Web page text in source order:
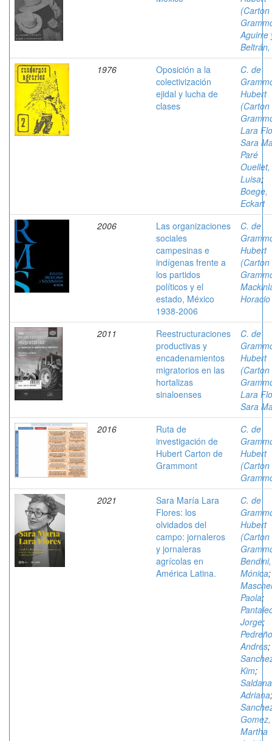
(Carton
Aguirre
1976
Oposición a la
colectivización
ejidal y lucha de
clases
C. de
Hubert
(Carton
Lara
Sara
Paré
Ouellet,
Luisa;
Boege,
Eckart
2006
Las organizaciones
sociales
campesinas e
indígenas frente a
los partidos
políticos y el
estado, México
1938-2006
C. de
Hubert
(Carton
Horacio
2011
Reestructuraciones
productivas y
encadenamientos
migratorios en las
hortalizas
sinaloenses
C. de
Hubert
(Carton
Lara
Sara
2016
Ruta de
investigación de
Hubert Carton de
Grammont
C. de
Hubert
(Carton
2021
Sara María Lara
Flores: los
olvidados del
campo: jornaleros
y jornaleras
agrícolas en
América Latina.
C. de
Hubert
(Carton
Bendini,
Mónica;
Paola;
Jorge;
Andres;
Kim;
Adriana;
Gomez,
Martha